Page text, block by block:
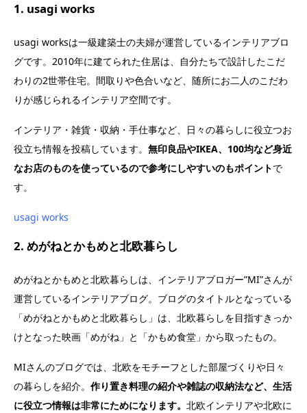
1. usagi works
usagi worksは一級建築士の夫婦が運営しているインテリアブロ
グです。2010年に建てられた住居は、自分たちで設計したこだ
わりの2世帯住宅。間取りや色合いなど、随所にお二人のこだわ
りが感じられるインテリア空間です。
インテリア・雑貨・収納・手仕事など、日々の暮らしに役立つお
役立ち情報を投稿しています。 無印良品やIKEA、100均など身近
なお店のものを使っているので参考にしやすいのもポイントで
す。
usagi works
2. めがねとかもめと北欧暮らし
めがねとかもめと北欧暮らしは、インテリアブロガー”MI”さんが
運営しているインテリアブログ。ブログのタイトルとなっている
「めがねとかもめと北欧暮らし」は、北欧暮らしを目指すきっか
けとなった映画「めがね」と「かもめ食堂」から取ったもの。
MIさんのブログでは、北欧をモチーフとした部屋づくりや日々
の暮らしを紹介。 作り置き料理の紹介や雑誌の収納法など、生活
に役立つ情報は非常にためになります。 北欧インテリアや北欧に